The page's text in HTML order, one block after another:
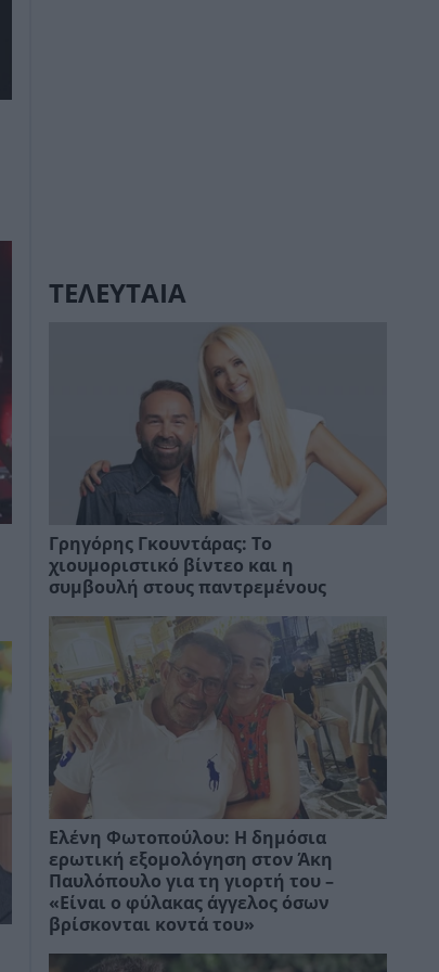
ΤΕΛΕΥΤΑΙΑ
Γρηγόρης Γκουντάρας: Το
χιουμοριστικό βίντεο και η
συμβουλή στους παντρεμένους
Ελένη Φωτοπούλου: Η δημόσια
ερωτική εξομολόγηση στον Άκη
Παυλόπουλο για τη γιορτή του –
«Είναι ο φύλακας άγγελος όσων
βρίσκονται κοντά του»